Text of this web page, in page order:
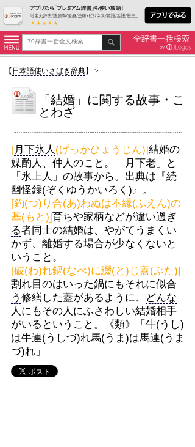
【 日本語使いさばき辞典】 >
「結婚」に関する故事・こ
とわざ
[月下氷人 (げっかひょうじん)]結婚の
媒酌人、仲人のこと。「月下老」と
「氷上人」の故事から。出典は『続
幽怪録(ぞくゆうかいろく)』。
[釣(つ)り合(あ)わぬは不縁(ふえん)の
基(もと)]育ちや家柄などが違い過ぎ
る者同士の結婚は、やがてうまくい
かず、離婚する場合が少なくないと
いうこと。
[破(わ)れ鍋(なべ)に綴(と)じ蓋(ぶた)]
割れ目のはいった鍋にもそれに似合
う 修繕した蓋があるように、
どんな
人にもその人にふさわしい結婚相手
がいるということ。《類》「牛(うし)
は牛連(うしづ)れ馬(うま)は馬連(うま
づ)れ」